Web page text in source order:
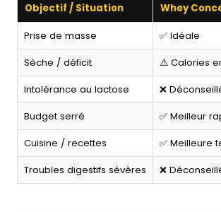
Objectif / Situation Whey
Prise de masse ✅ Idéale
Sèche / déficit
⚠️ Calories
Intolérance au lactose
❌
Budget serré
✅ Meilleur
Cuisine / recettes
✅ Meilleure
Troubles digestifs sévères
❌